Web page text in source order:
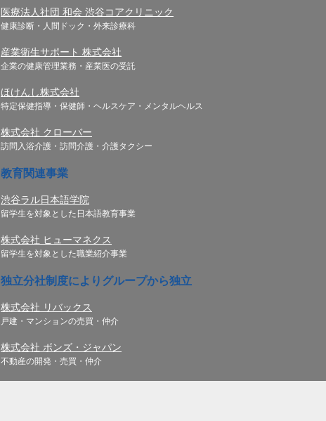
医療法人社団 和会 渋谷コアクリニック
健康診断・人間ドック・外来診療科
産業衛生サポート 株式会社
企業の健康管理業務・産業医の受託
ほけんし株式会社
特定保健指導・保健師・ヘルスケア・メンタルヘルス
株式会社 クローバー
訪問入浴介護・訪問介護・介護タクシー
教育関連事業
渋谷ラル日本語学院
留学生を対象とした日本語教育事業
株式会社 ヒューマネクス
留学生を対象とした職業紹介事業
独立分社制度によりグループから独立
株式会社 リバックス
戸建・マンションの売買・仲介
株式会社 ボンズ・ジャパン
不動産の開発・売買・仲介